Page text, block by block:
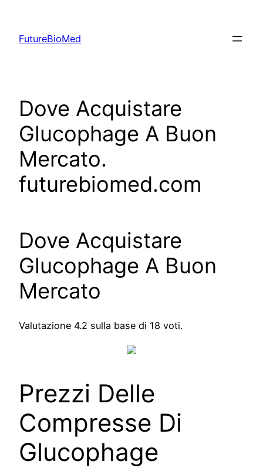
content
FutureBioMed
Dove Acquistare
Glucophage A Buon
Mercato.
futurebiomed.com
Dove Acquistare
Glucophage A Buon
Mercato
Valutazione 4.2 sulla base di 18 voti.
Prezzi Delle
Compresse Di
Glucophage